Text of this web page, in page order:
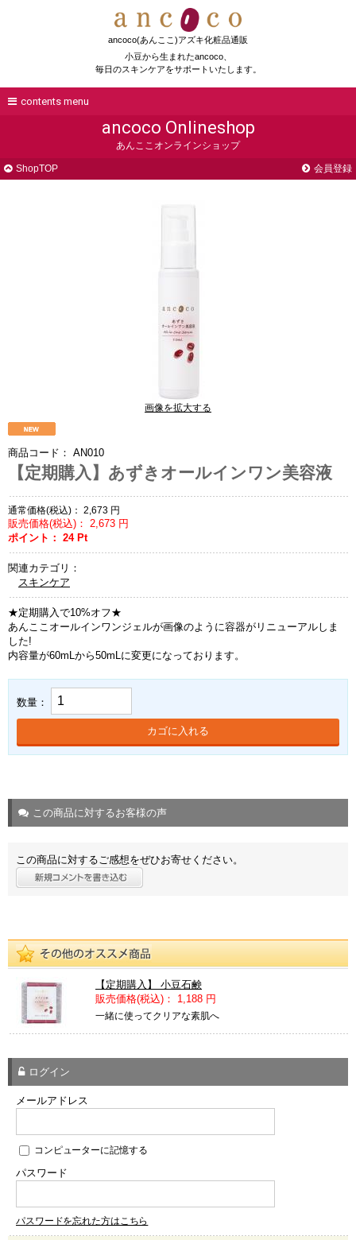
ancoco(あんここ)アズキ化粧品通販
小豆から生まれたancoco、
毎日のスキンケアをサポートいたします。
contents menu
ancoco Onlineshop
あんここオンラインショップ
ShopTOP 会員登録
画像を拡大する
商品コード： AN010
【定期購入】あずきオールインワン美容液
通常価格(税込)： 2,673 円
販売価格(税込)： 2,673 円
ポイント： 24Pt
関連カテゴリ：
スキンケア
★定期購入で10%オフ★
あんここオールインワンジェルが画像のように容器がリニューアルしま
した!
内容量が60mLから50mLに変更になっております。
数量：
カゴに入れる
この商品に対するお客様の声
この商品に対するご感想をぜひお寄せください。
【定期購入】 小豆石鹸
販売価格(税込)：
1,188 円
一緒に使ってクリアな素肌へ
ログイン
メールアドレス
コンピューターに記憶する
パスワード
パスワードを忘れた方はこちら